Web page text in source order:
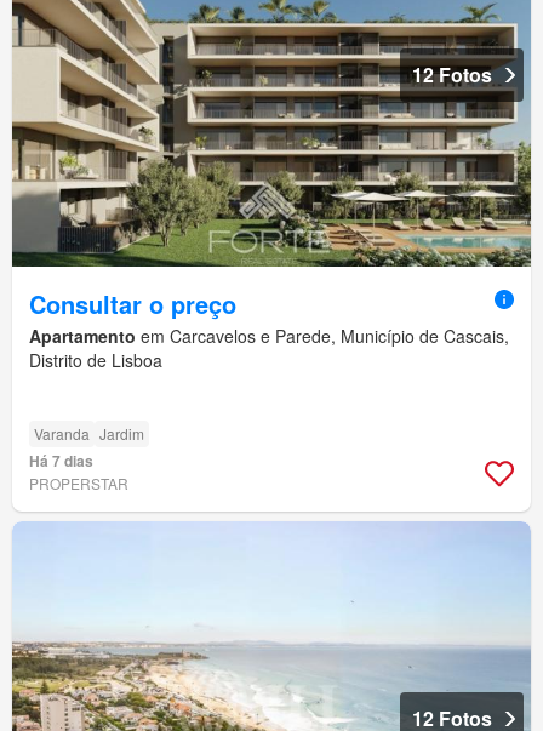
12 Fotos
Consultar o preço
Apartamento em Carcavelos e Parede, Município de Cascais,
Distrito de Lisboa
Varanda Jardim
Há 7 dias
PROPERSTAR
12 Fotos